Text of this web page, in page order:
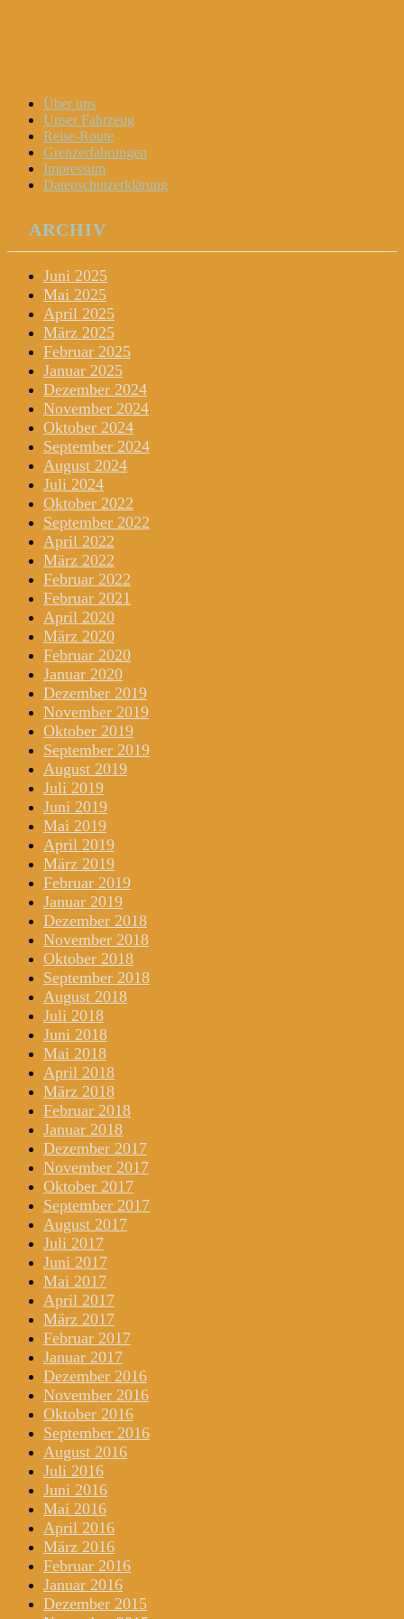
Menu
Widgets
Search
Skip
content
Über uns
Unser Fahrzeug
Reise-Route
Grenzerfahrungen
Impressum
Datenschutzerklärung
ARCHIV
Juni 2025
Mai 2025
April 2025
März 2025
Februar 2025
Januar 2025
Dezember 2024
November 2024
Oktober 2024
September 2024
August 2024
Juli 2024
Oktober 2022
September 2022
April 2022
März 2022
Februar 2022
Februar 2021
April 2020
März 2020
Februar 2020
Januar 2020
Dezember 2019
November 2019
Oktober 2019
September 2019
August 2019
Juli 2019
Juni 2019
Mai 2019
April 2019
März 2019
Februar 2019
Januar 2019
Dezember 2018
November 2018
Oktober 2018
September 2018
August 2018
Juli 2018
Juni 2018
Mai 2018
April 2018
März 2018
Februar 2018
Januar 2018
Dezember 2017
November 2017
Oktober 2017
September 2017
August 2017
Juli 2017
Juni 2017
Mai 2017
April 2017
März 2017
Februar 2017
Januar 2017
Dezember 2016
November 2016
Oktober 2016
September 2016
August 2016
Juli 2016
Juni 2016
Mai 2016
April 2016
März 2016
Februar 2016
Januar 2016
Dezember 2015